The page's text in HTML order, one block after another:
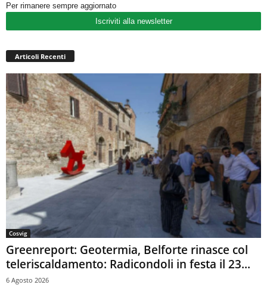
Per rimanere sempre aggiornato
Iscriviti alla newsletter
Articoli Recenti
Cosvig
Greenreport: Geotermia, Belforte rinasce col
teleriscaldamento: Radicondoli in festa il 23...
6 Agosto 2026